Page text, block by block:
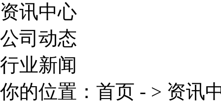
资讯中心
公司动态
行业新闻
你的位置： 首页 - > 资讯